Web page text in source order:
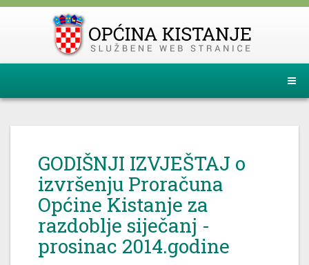
GODIŠNJI IZVJEŠTAJ o
izvršenju Proračuna
Općine Kistanje za
razdoblje siječanj -
prosinac 2014.godine